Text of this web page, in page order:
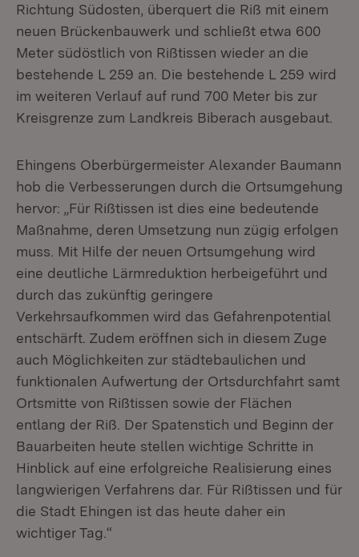
Richtung Südosten, überquert die Riß mit einem
neuen Brückenbauwerk und schließt etwa 600
Meter südöstlich von Rißtissen wieder an die
bestehende L 259 an. Die bestehende L 259 wird
im weiteren Verlauf auf rund 700 Meter bis zur
Kreisgrenze zum Landkreis Biberach ausgebaut.
Ehingens Oberbürgermeister Alexander Baumann
hob die Verbesserungen durch die Ortsumgehung
hervor: „Für Rißtissen ist dies eine bedeutende
Maßnahme, deren Umsetzung nun zügig erfolgen
muss. Mit Hilfe der neuen Ortsumgehung wird
eine deutliche Lärmreduktion herbeigeführt und
durch das zukünftig geringere
Verkehrsaufkommen wird das Gefahrenpotential
entschärft. Zudem eröffnen sich in diesem Zuge
auch Möglichkeiten zur städtebaulichen und
funktionalen Aufwertung der Ortsdurchfahrt samt
Ortsmitte von Rißtissen sowie der Flächen
entlang der Riß. Der Spatenstich und Beginn der
Bauarbeiten heute stellen wichtige Schritte in
Hinblick auf eine erfolgreiche Realisierung eines
langwierigen Verfahrens dar. Für Rißtissen und für
die Stadt Ehingen ist das heute daher ein
wichtiger Tag.“